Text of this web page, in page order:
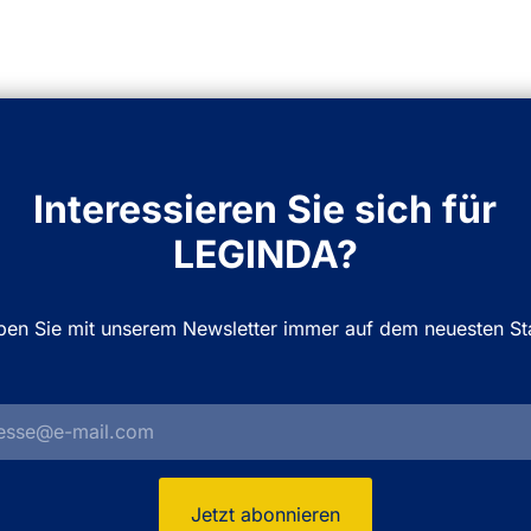
Interessieren Sie sich für
LEGINDA?
Sie mit unserem Newsletter immer auf dem neuesten